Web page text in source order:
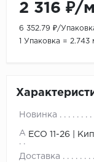
2 316 ₽/
6 352.79 ₽/
1 Упаковка = 2.743
Новинка
Артикул
ЕСО 11-26 |
Доставка